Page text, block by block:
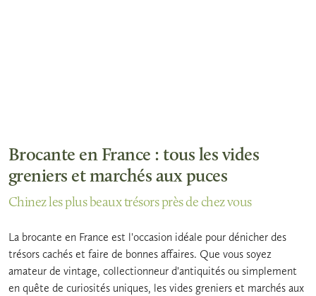
Brocante en France : tous les vides
greniers et marchés aux puces
Chinez les plus beaux trésors près de chez vous
La brocante en France est l'occasion idéale pour dénicher des
trésors cachés et faire de bonnes affaires. Que vous soyez
amateur de vintage, collectionneur d'antiquités ou simplement
en quête de curiosités uniques, les vides greniers et marchés aux